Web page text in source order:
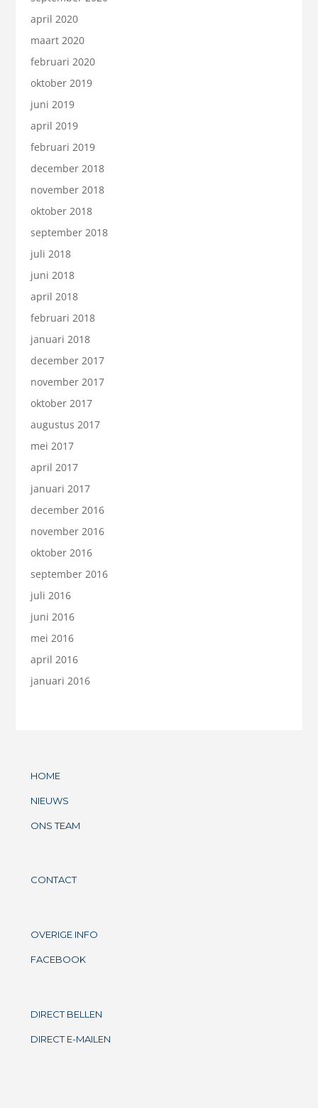
april 2020
maart 2020
februari 2020
oktober 2019
juni 2019
april 2019
februari 2019
december 2018
november 2018
oktober 2018
september 2018
juli 2018
juni 2018
april 2018
februari 2018
januari 2018
december 2017
november 2017
oktober 2017
augustus 2017
mei 2017
april 2017
januari 2017
december 2016
november 2016
oktober 2016
september 2016
juli 2016
juni 2016
mei 2016
april 2016
januari 2016
HOME
NIEUWS
ONS TEAM
CONTACT
OVERIGE INFO
FACEBOOK
DIRECT BELLEN
DIRECT E-MAILEN